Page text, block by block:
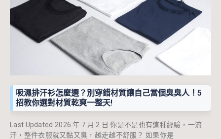
吸濕排汗衫怎麼選？別穿錯材質讓自己當個臭臭人！5
招教你選對材質乾爽一整天!
Last Updated 2026 年 7 月 2 日 你是不是也有這種經驗，一流
汗，整件衣服就又黏又臭，越走越不舒服？ 如果你是